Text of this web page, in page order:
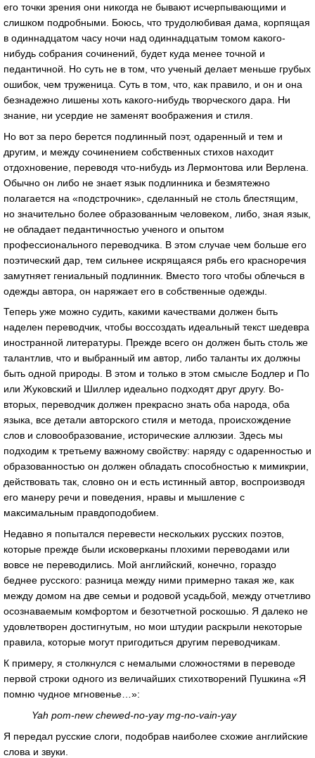
его точки зрения они никогда не бывают исчерпывающими и
слишком подробными. Боюсь, что трудолюбивая дама, корпящая
в одиннадцатом часу ночи над одиннадцатым томом какого-
нибудь собрания сочинений, будет куда менее точной и
педантичной. Но суть не в том, что ученый делает меньше грубых
ошибок, чем труженица. Суть в том, что, как правило, и он и она
безнадежно лишены хоть какого-нибудь творческого дара. Ни
знание, ни усердие не заменят воображения и стиля.
Но вот за перо берется подлинный поэт, одаренный и тем и
другим, и между сочинением собственных стихов находит
отдохновение, переводя что-нибудь из Лермонтова или Верлена.
Обычно он либо не знает язык подлинника и безмятежно
полагается на «подстрочник», сделанный не столь блестящим,
но значительно более образованным человеком, либо, зная язык,
не обладает педантичностью ученого и опытом
профессионального переводчика. В этом случае чем больше его
поэтический дар, тем сильнее искрящаяся рябь его красноречия
замутняет гениальный подлинник. Вместо того чтобы облечься в
одежды автора, он наряжает его в собственные одежды.
Теперь уже можно судить, какими качествами должен быть
наделен переводчик, чтобы воссоздать идеальный текст шедевра
иностранной литературы. Прежде всего он должен быть столь же
талантлив, что и выбранный им автор, либо таланты их должны
быть одной природы. В этом и только в этом смысле Бодлер и По
или Жуковский и Шиллер идеально подходят друг другу. Во-
вторых, переводчик должен прекрасно знать оба народа, оба
языка, все детали авторского стиля и метода, происхождение
слов и словообразование, исторические аллюзии. Здесь мы
подходим к третьему важному свойству: наряду с одаренностью и
образованностью он должен обладать способностью к мимикрии,
действовать так, словно он и есть истинный автор, воспроизводя
его манеру речи и поведения, нравы и мышление с
максимальным правдоподобием.
Недавно я попытался перевести нескольких русских поэтов,
которые прежде были исковерканы плохими переводами или
вовсе не переводились. Мой английский, конечно, гораздо
беднее русского: разница между ними примерно такая же, как
между домом на две семьи и родовой усадьбой, между отчетливо
осознаваемым комфортом и безотчетной роскошью. Я далеко не
удовлетворен достигнутым, но мои штудии раскрыли некоторые
правила, которые могут пригодиться другим переводчикам.
К примеру, я столкнулся с немалыми сложностями в переводе
первой строки одного из величайших стихотворений Пушкина «Я
помню чудное мгновенье…»:
Yah pom-new chewed-no-yay mg-no-vain-yay
Я передал русские слоги, подобрав наиболее схожие английские
слова и звуки.